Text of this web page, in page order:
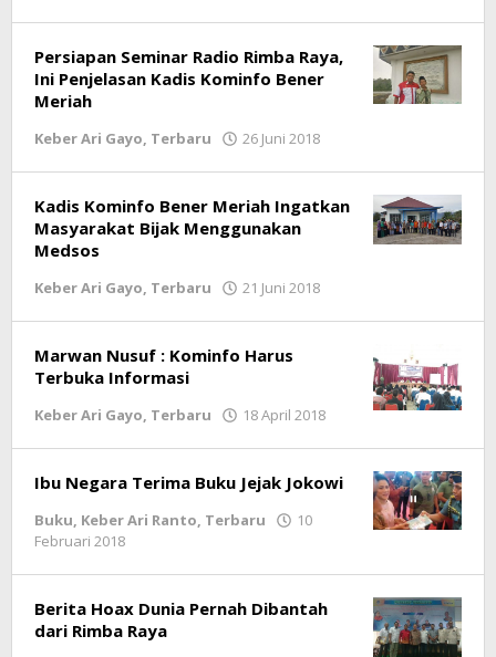
Persiapan Seminar Radio Rimba Raya,
Ini Penjelasan Kadis Kominfo Bener
Meriah
Keber Ari Gayo, Terbaru 26 Juni 2018
Kadis Kominfo Bener Meriah Ingatkan
Masyarakat Bijak Menggunakan
Medsos
Keber Ari Gayo, Terbaru 21 Juni 2018
Marwan Nusuf : Kominfo Harus
Terbuka Informasi
Keber Ari Gayo, Terbaru 18 April 2018
Ibu Negara Terima Buku Jejak Jokowi
Buku, Keber Ari Ranto, Terbaru
10
Februari 2018
Berita Hoax Dunia Pernah Dibantah
dari Rimba Raya